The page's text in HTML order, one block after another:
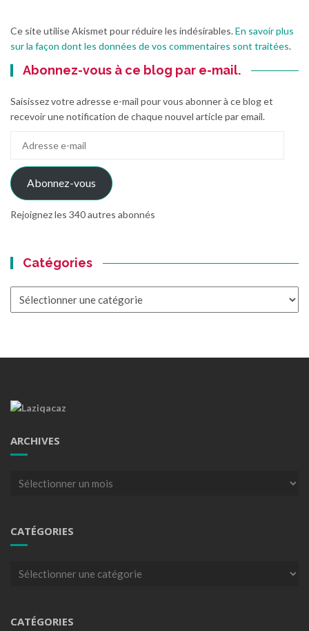
Ce site utilise Akismet pour réduire les indésirables.En savoir plus
sur la façon dont les données de vos commentaires sont traitées.
Abonnez-vous à ce blog par e-mail.
Saisissez votre adresse e-mail pour vous abonner à ce blog et
recevoir une notification de chaque nouvel article par email.
mail
Abonnez-vous
Rejoignez les 340 autres abonnés
Catégories
ARCHIVES
Archives
CATÉGORIES
Catégories
CATÉGORIES